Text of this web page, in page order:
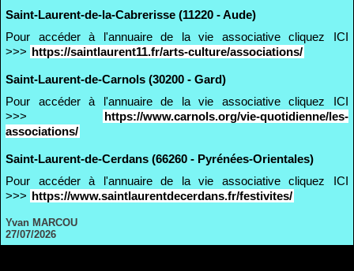
Saint-Laurent-de-la-Cabrerisse (11220 - Aude)
Pour accéder à l'annuaire de la vie associative cliquez ICI
>>> https://saintlaurent11.fr/arts-culture/associations/
Saint-Laurent-de-Carnols (30200 - Gard)
Pour accéder à l'annuaire de la vie associative cliquez ICI
>>>
https://www.carnols.org/vie-quotidienne/les-
associations/
Saint-Laurent-de-Cerdans (66260 - Pyrénées-Orientales)
Pour accéder à l'annuaire de la vie associative cliquez ICI
>>> https://www.saintlaurentdecerdans.fr/festivites/
Yvan MARCOU
27/07/2026